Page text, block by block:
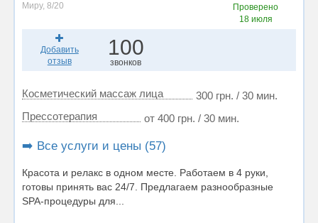
Миру, 8/20
Проверено
18 июля
Добавить
отзыв
100
звонков
Косметический массаж лица
300 грн. / 30 мин.
Прессотерапия
от 400 грн. / 30 мин.
➡️ Все услуги и цены (57)
Красота и релакс в одном месте. Работаем в 4 руки,
готовы принять вас 24/7. Предлагаем разнообразные
SPA-процедуры для...